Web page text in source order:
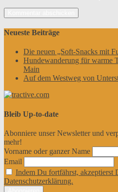
Neueste Beiträge
Die neuen „Soft-Snacks mit
Hundewanderung für warme
Main
Auf dem Westweg von
Bleib Up-to-date
Abonniere unser Newsletter und
mehr!
Vorname oder ganzer Name
Email
Indem Du fortfährst, akzeptierst
Datenschutzerklärung.